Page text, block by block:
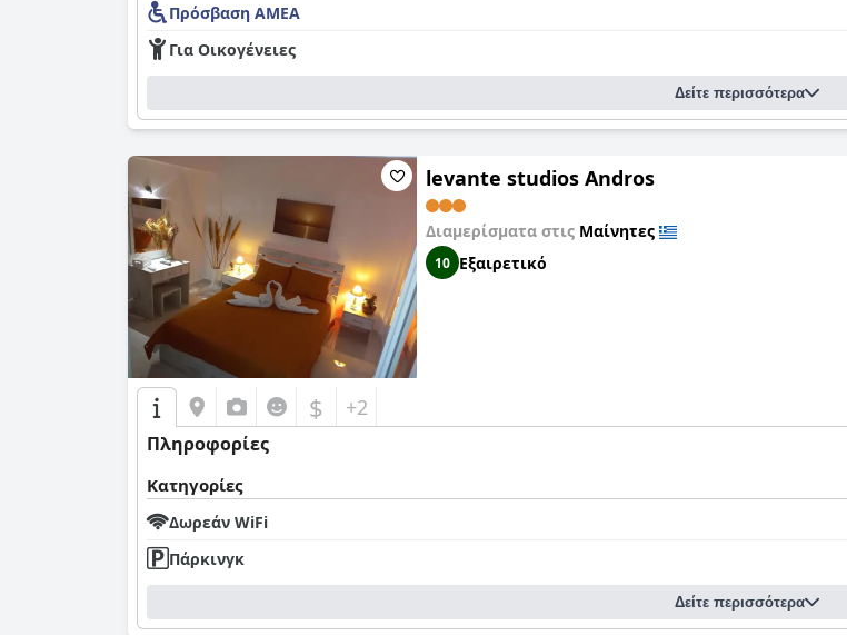
Πρόσβαση ΑΜΕΑ
Για Οικογένειες
Δείτε περισσότερα
levante studios Αndros
Διαμερίσματα στις Μαίνητες
10 Εξαιρετικό
$ +2
Πληροφορίες
Κατηγορίες
Δωρεάν WiFi
Πάρκινγκ
Δείτε περισσότερα